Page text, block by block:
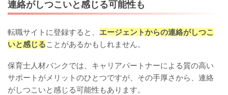
連絡がしつこいと感じる可能性も
転職サイトに登録すると、 エージェントからの連絡がしつこ
いと感じることがあるかもしれません。
保育士人材バンクでは、キャリアパートナーによる質の高い
サポートがメリットのひとつですが、その手厚さから、連絡
がしつこいと感じる可能性もあります。